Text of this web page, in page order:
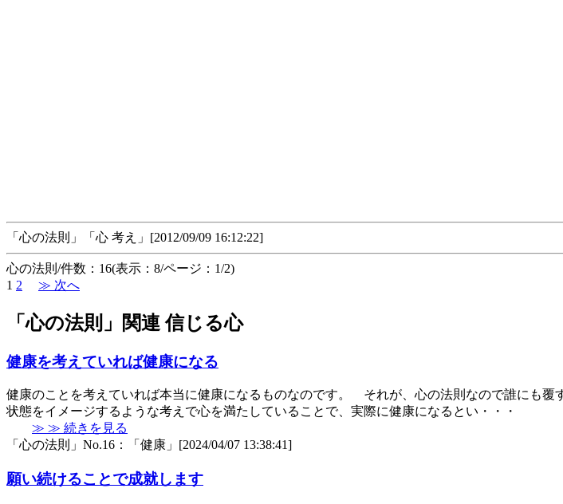
「心の法則」「心 考え」[2012/09/09 16:12:22]
心の法則/件数：16(表示：8/ページ：1/2)
1 2 ≫ 次へ
「心の法則」関連 信じる心
健康を考えていれば健康になる
健康のことを考えていれば本当に健康になるものなのです。 それが、心の法則なので誰にも
状態をイメージするような考えで心を満たしていることで、実際に健康になるとい・・・
≫ ≫ 続きを見る
「心の法則」No.16：「健康」[2024/04/07 13:38:41]
願い続けることで成就します